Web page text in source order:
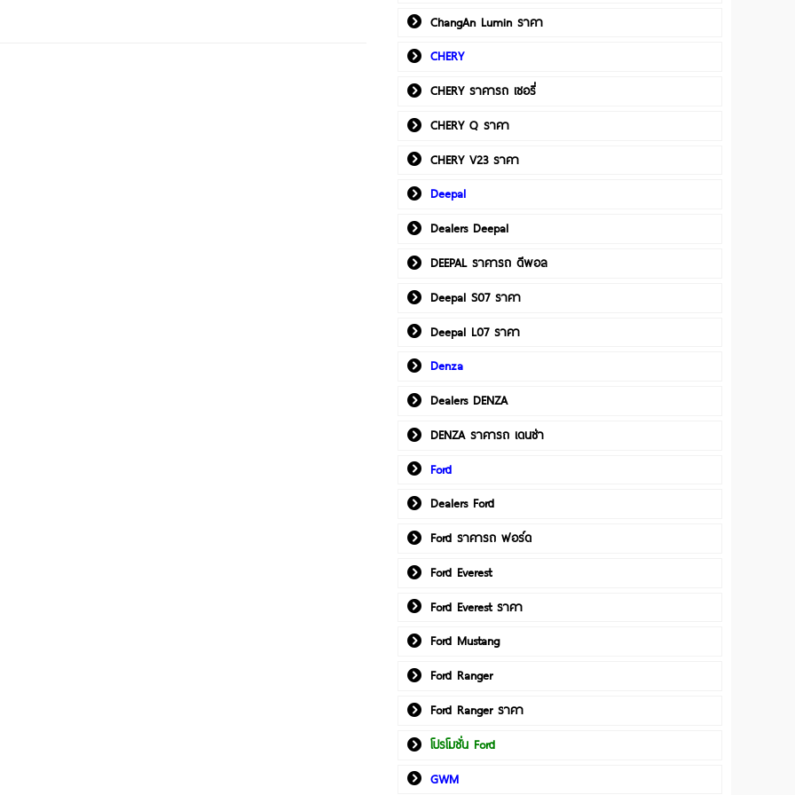
ChangAn Lumin ราคา
CHERY
CHERY ราคารถ เชอรี่
CHERY Q ราคา
CHERY V23 ราคา
Deepal
Dealers Deepal
DEEPAL ราคารถ ดีพอล
Deepal S07 ราคา
Deepal L07 ราคา
Denza
Dealers DENZA
DENZA ราคารถ เดนซ่า
Ford
Dealers Ford
Ford ราคารถ ฟอร์ด
Ford Everest
Ford Everest ราคา
Ford Mustang
Ford Ranger
Ford Ranger ราคา
โปรโมชั่น Ford
GWM